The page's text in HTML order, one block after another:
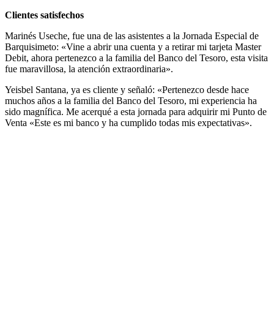
Clientes satisfechos
Marinés Useche, fue una de las asistentes a la Jornada Especial de
Barquisimeto: «Vine a abrir una cuenta y a retirar mi tarjeta Master
Debit, ahora pertenezco a la familia del Banco del Tesoro, esta visita
fue maravillosa, la atención extraordinaria».
Yeisbel Santana, ya es cliente y señaló: «Pertenezco desde hace
muchos años a la familia del Banco del Tesoro, mi experiencia ha
sido magnífica. Me acerqué a esta jornada para adquirir mi Punto de
Venta «Este es mi banco y ha cumplido todas mis expectativas».